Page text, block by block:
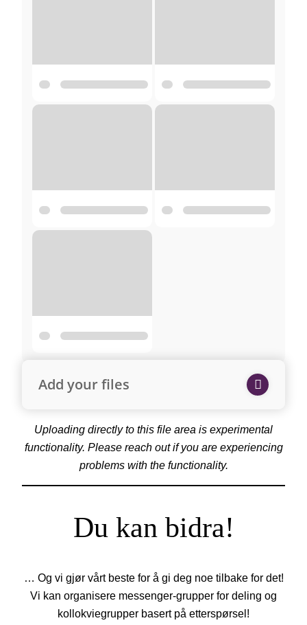
Add your files
Uploading directly to this file area is experimental
functionality. Please reach out if you are experiencing
problems with the functionality.
Du kan bidra!
… Og vi gjør vårt beste for å gi deg noe tilbake for det!
Vi kan organisere messenger-grupper for deling og
kollokviegrupper basert på etterspørsel!